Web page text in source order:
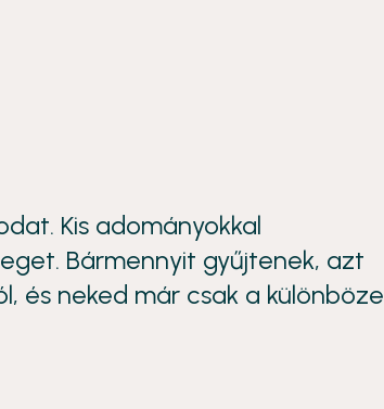
Kis adományokkal
Bármennyit gyűjtenek, azt
és neked már csak a